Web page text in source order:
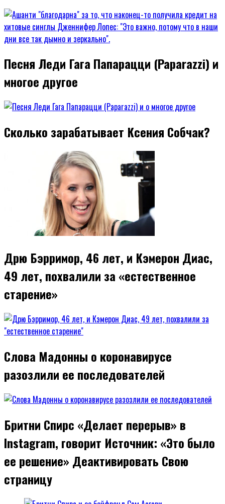
Песня Леди Гага Папарацци (Paparazzi) и
многое другое
Сколько зарабатывает Ксения Собчак?
Дрю Бэрримор, 46 лет, и Кэмерон Диас,
49 лет, похвалили за «естественное
старение»
Слова Мадонны о коронавирусе
разозлили ее последователей
Бритни Спирс «Делает перерыв» в
Instagram, говорит Источник: «Это было
ее решение» Деактивировать Свою
страницу